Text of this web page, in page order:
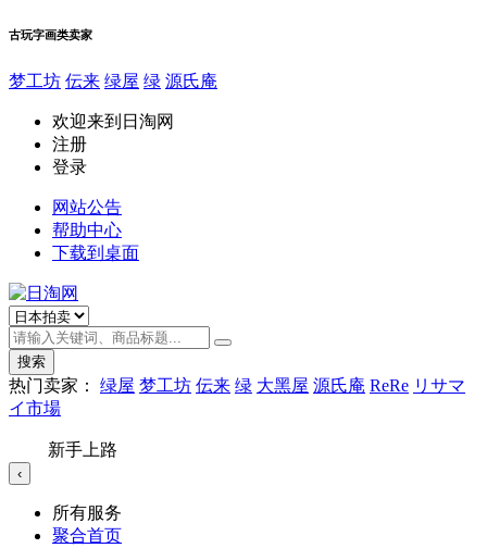
古玩字画类卖家
梦工坊 伝来 绿屋 绿 源氏庵
欢迎来到日淘网
注册
登录
网站公告
帮助中心
下载到桌面
搜索
热门卖家： 绿屋 梦工坊 伝来 绿 大黑屋 源氏庵 ReRe リサマ
イ市場
新手上路
‹
所有服务
聚合首页